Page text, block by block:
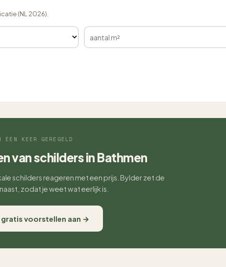
(NL 2026).
ÉÉN KEER GEREGELD
van schilders in Bathmen
schilders reageren met een prijs. Bylder zet de
zodat je weet wat eerlijk is.
gratis voorstellen aan →